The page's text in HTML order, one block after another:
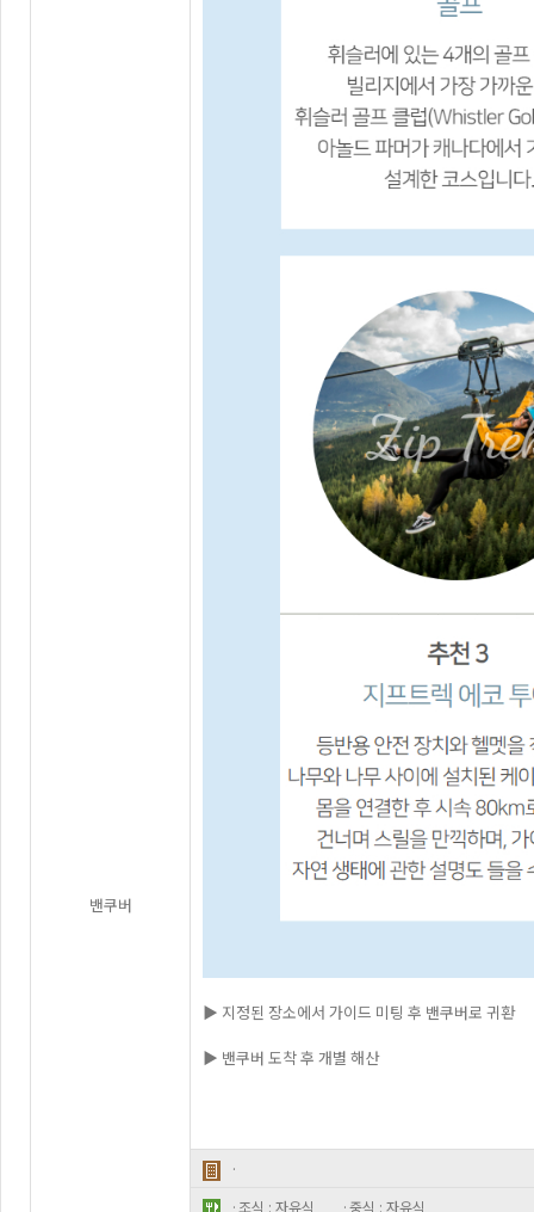
밴쿠버
▶ 지정된 장소에서 가이드 미팅 후 밴쿠버로 귀환
▶ 밴쿠버 도착 후 개별 해산
·
·조식 : 자유식 ·중식 : 자유식